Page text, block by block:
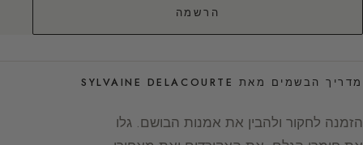
הרשמה
מדריך הבשמים מאת SYLVAINE DELACOURTE
הזמנה לחקור ולהבין את אמנות הבושם. גלו